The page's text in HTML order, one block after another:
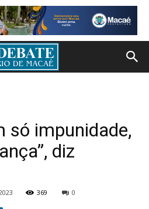
só impunidade,
diz
369 0